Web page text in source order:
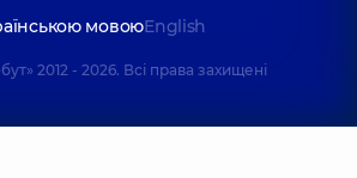
мовоюEnglish
2012 - 2026. Всі права захищені